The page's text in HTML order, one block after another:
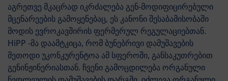
აგრეთვე მკაცრად იკრძალება გენ-მოდიფიცირებული
მცენარეების გამოყენებაც, ეს კანონი შესაბამისობაში
მოდის ევროკავშირის ფერმერულ რეგულაციებთან.
HiPP -მა დაამტკიცა, რომ ბუნებრივი დამუშავების
მეთოდი უკონკურენტოა ამ სფეროში, განსაკუთრებით
გენინჟინერიასთან. ჩვენი გამოცდილება ორგანული